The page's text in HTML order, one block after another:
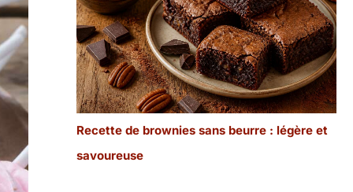
Recette de brownies sans beurre : légère et
savoureuse